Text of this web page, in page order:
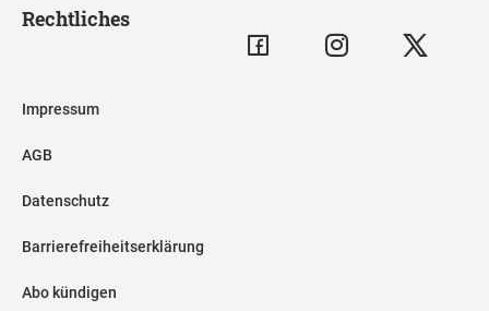
Rechtliches
Impressum
AGB
Datenschutz
Barrierefreiheitserklärung
Abo kündigen